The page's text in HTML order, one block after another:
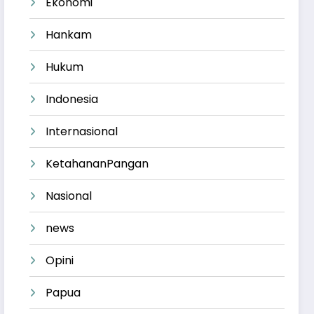
Hankam
Hukum
Indonesia
Internasional
KetahananPangan
Nasional
news
Opini
Papua